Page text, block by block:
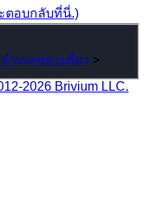
ตอบกลับที่นี่.)
อำเภอชอบเที่ยว >
2026 Brivium LLC.